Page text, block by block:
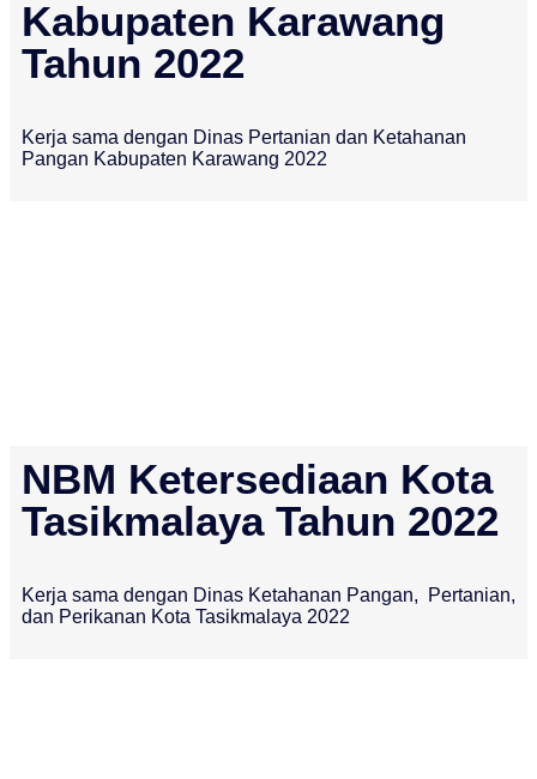
Kabupaten Karawang
Tahun 2022
Kerja sama dengan Dinas Pertanian dan Ketahanan
Pangan Kabupaten Karawang 2022
NBM Ketersediaan Kota
Tasikmalaya Tahun 2022
Kerja sama dengan Dinas Ketahanan Pangan, Pertanian,
dan Perikanan Kota Tasikmalaya 2022